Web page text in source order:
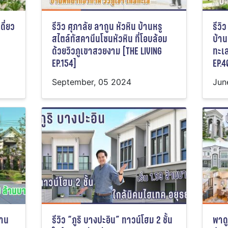
ยว
รีวิว ศุภาลัย ลากูน หัวหิน บ้านหรู
สไตล์ทัสคานีนโซนหัวหิน ที่โอบล้อม
ด้วยวิวภูเขาสวยงาม [THE LIVING
EP.154]
September, 05 2024
รีวิ
บ้า
ทะเ
น
รีวิว “ภูริ บางปะอิน” ทาวน์โฮม 2 ชั้น
พา